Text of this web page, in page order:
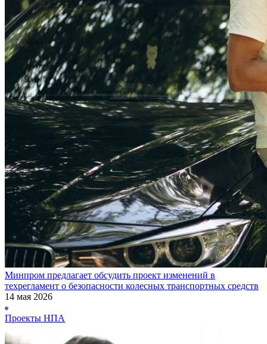
Минпром предлагает обсудить проект изменений в
техрегламент о безопасности колесных транспортных средств
14 мая 2026
Проекты НПА